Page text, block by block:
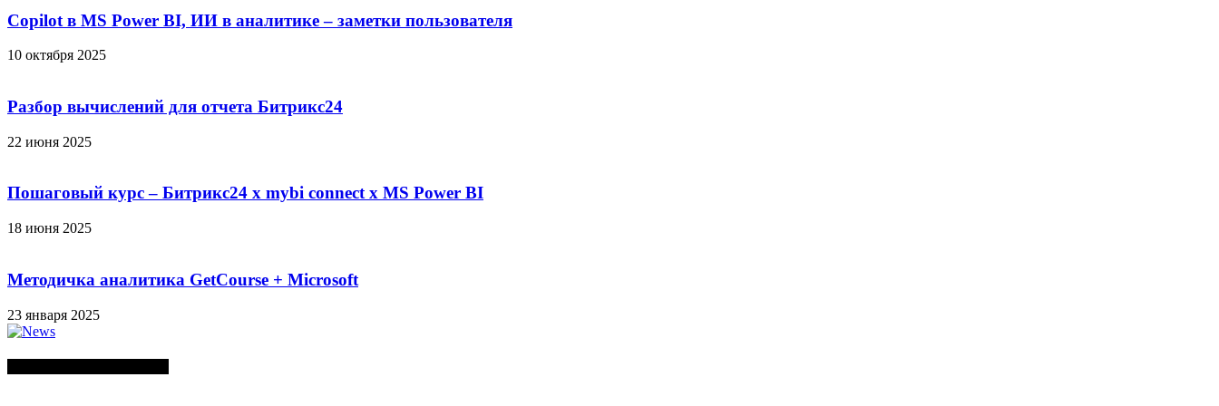
Copilot в MS Power BI, ИИ в аналитике – заметки пользователя
10 октября 2025
Разбор вычислений для отчета Битрикс24
22 июня 2025
Пошаговый курс – Битрикс24 х mybi connect х MS Power BI
18 июня 2025
Методичка аналитика GetCourse + Microsoft
23 января 2025